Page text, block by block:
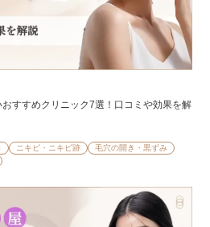
すすめクリニック7選！口コミや効果を解
ニキビ・ニキビ跡
毛穴の開き・黒ずみ